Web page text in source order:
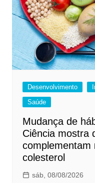
Desenvolvimento
Saúde
Mudança de
Ciência mostra
complementam
colesterol
sáb, 08/08/2026